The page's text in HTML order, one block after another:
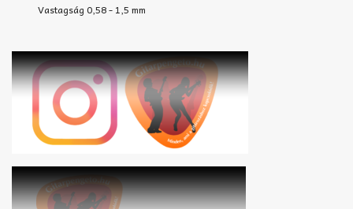
Vastagság 0,58 - 1,5 mm